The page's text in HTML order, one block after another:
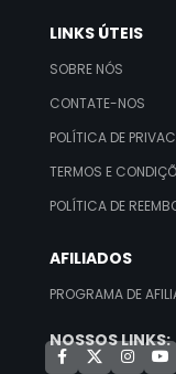
LINKS ÚTEIS
SOBRE NÓS
CONTATE-NOS
POLÍTICA DE
TERMOS E
POLÍTICA DE
AFILIADOS
PROGRAMA DE
NOSSOS LINKS: